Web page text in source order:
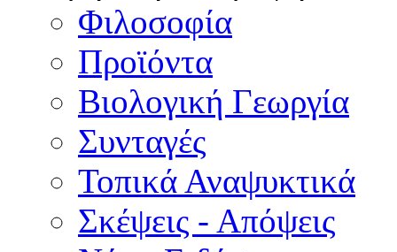
Φιλοσοφία
Προϊόντα
Βιολογική Γεωργία
Συνταγές
Τοπικά Αναψυκτικά
Σκέψεις - Απόψεις